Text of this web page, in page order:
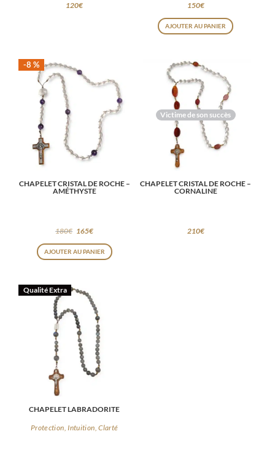
120€ 150€
AJOUTER AU PANIER
-8 %
CHAPELET CRISTAL DE ROCHE –
AMÉTHYSTE
180€ 165€
AJOUTER AU PANIER
Victime de son succès
CHAPELET CRISTAL DE ROCHE –
CORNALINE
210€
Qualité Extra
CHAPELET LABRADORITE
Protection, Intuition, Clarté